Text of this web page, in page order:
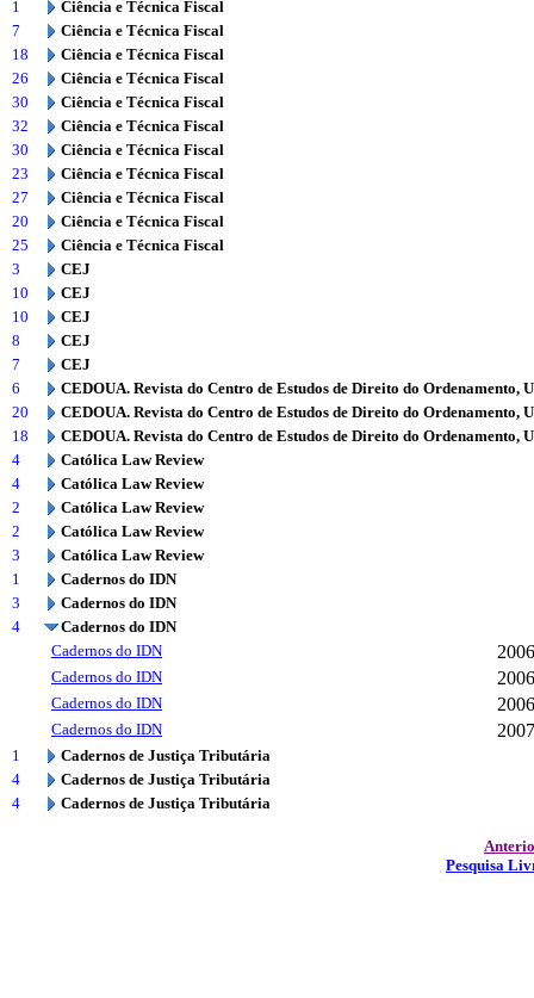
1
Ciência e Técnica Fiscal
7
Ciência e Técnica Fiscal
18
Ciência e Técnica Fiscal
26
Ciência e Técnica Fiscal
30
Ciência e Técnica Fiscal
32
Ciência e Técnica Fiscal
30
Ciência e Técnica Fiscal
23
Ciência e Técnica Fiscal
27
Ciência e Técnica Fiscal
20
Ciência e Técnica Fiscal
25
Ciência e Técnica Fiscal
3
CEJ
10
CEJ
10
CEJ
8
CEJ
7
CEJ
6
CEDOUA. Revista do Centro de Estudos de Direito do Ordenamento,
20
CEDOUA. Revista do Centro de Estudos de Direito do Ordenamento,
18
CEDOUA. Revista do Centro de Estudos de Direito do Ordenamento,
4
Católica Law Review
4
Católica Law Review
2
Católica Law Review
2
Católica Law Review
3
Católica Law Review
1
Cadernos do IDN
3
Cadernos do IDN
4
Cadernos do IDN
Cadernos do IDN
2006
Cadernos do IDN 2006
Cadernos do IDN 2006
Cadernos do IDN 2007
1
Cadernos de Justiça Tributária
4
Cadernos de Justiça Tributária
4
Cadernos de Justiça Tributária
Pesquisa